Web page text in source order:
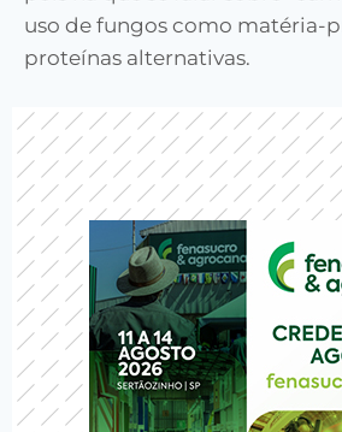
uso de fungos como matéria-
proteínas alternativas.